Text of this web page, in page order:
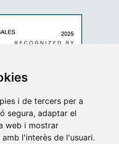
i de tercers per a
segura, adaptar el
web i mostrar
l'interès de l'usuari.
nostres professionals, en el rànquing
àrees de pràctica de Corporate and
Labor and Employment, Litigation, Tax,
Arbitration and Mediation”